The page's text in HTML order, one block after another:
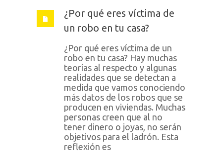
¿Por qué eres víctima de
un robo en tu casa?
¿Por qué eres víctima de un
robo en tu casa? Hay muchas
teorías al respecto y algunas
realidades que se detectan a
medida que vamos conociendo
más datos de los robos que se
producen en viviendas. Muchas
personas creen que al no
tener dinero o joyas, no serán
objetivos para el ladrón. Esta
reflexión es